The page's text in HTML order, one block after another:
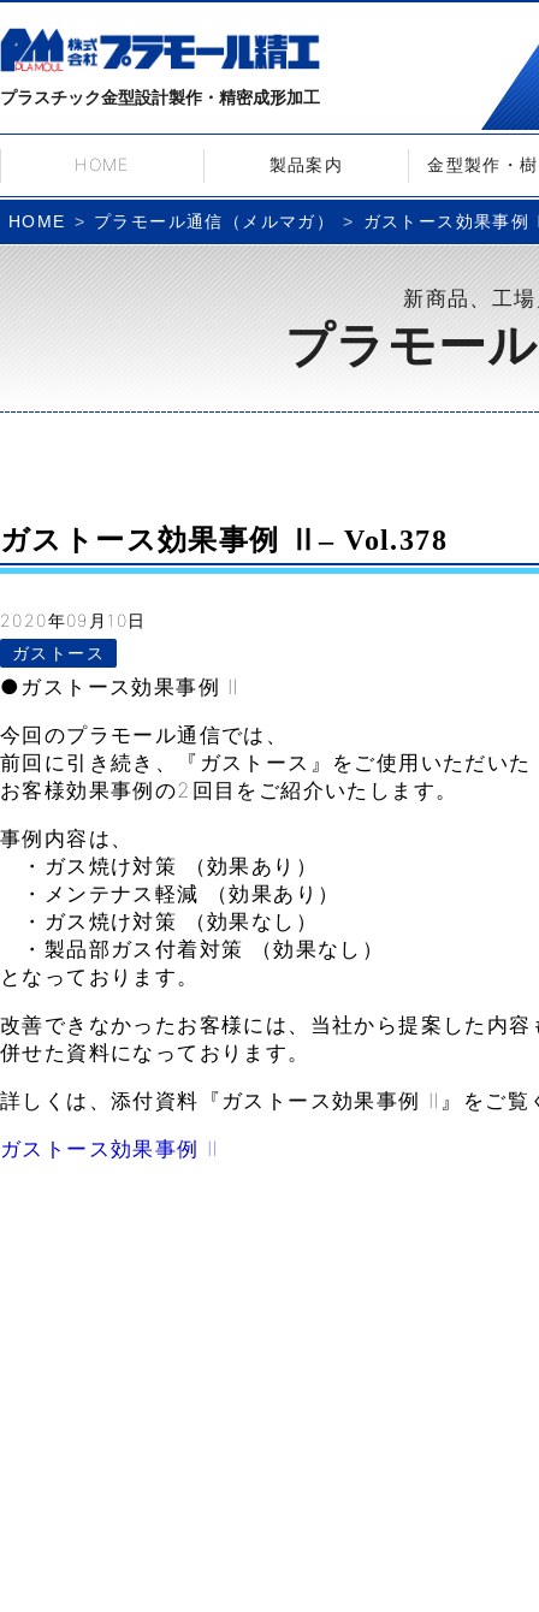
プラスチック金型設計製作・精密成形加工
HOME 製品案内 金型製作・
HOME プラモール通信（メルマガ） ガストース効果事
新商品、工
プラモー
ガストース効果事例 Ⅱ– Vol.378
2020年09月10日
ガストース
●ガストース効果事例 Ⅱ
今回のプラモール通信では、
前回に引き続き、『ガストース』をご使用いただいた
お客様効果事例の2回目をご紹介いたします。
事例内容は、
・ガス焼け対策 （効果あり）
・メンテナス軽減 （効果あり）
・ガス焼け対策 （効果なし）
・製品部ガス付着対策 （効果なし）
となっております。
改善できなかったお客様には、当社から提案した内容
併せた資料になっております。
詳しくは、添付資料『ガストース効果事例 Ⅱ』をご覧
ガストース効果事例 Ⅱ